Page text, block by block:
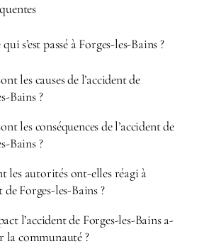
qui s’est passé à Forges-les-Bains ?
les causes de l’accident de
Bains ?
les conséquences de l’accident de
Bains ?
les autorités ont-elles réagi à
de Forges-les-Bains ?
l’accident de Forges-les-Bains a-
la communauté ?